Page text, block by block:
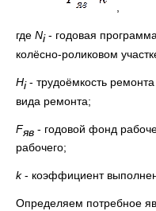
,
где Ni- годовая
колёсно-роликовом
Hi- трудоёмкость
вида ремонта;
Fяв - годовой фонд
рабочего;
k- коэффициент
Определяем потребное